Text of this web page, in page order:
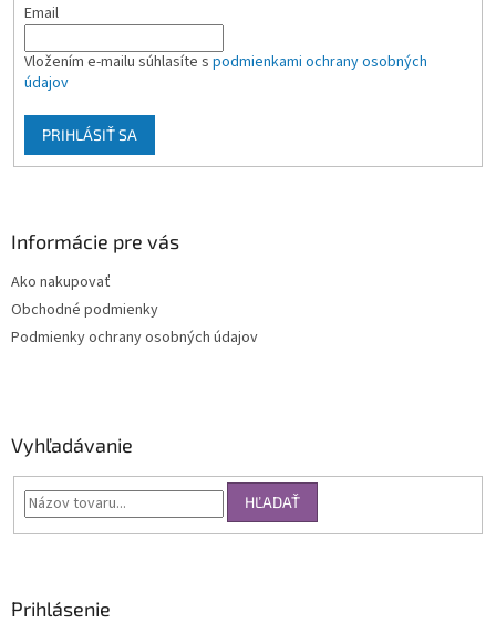
Email
Vložením e-mailu súhlasíte s podmienkami ochrany osobných
údajov
PRIHLÁSIŤ SA
Informácie pre vás
Ako nakupovať
Obchodné podmienky
Podmienky ochrany osobných údajov
Vyhľadávanie
HĽADAŤ
Prihlásenie